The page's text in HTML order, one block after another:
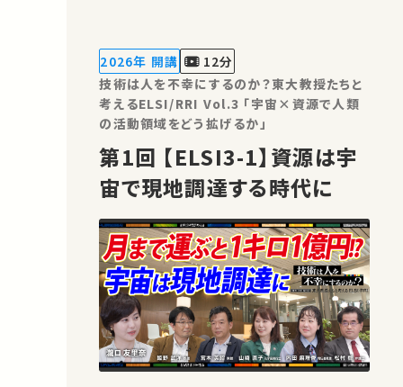
の目的は、工学が関わる様々な分野にお
ける技術とその社会的影響について、
我々…
2026年 開講
12分
技術は人を不幸にするのか？東大教授たちと
考えるELSI/RRI Vol.3 「宇宙×資源で人類
の活動領域をどう拡げるか」
第1回 【ELSI3-1】資源は宇
宙で現地調達する時代に